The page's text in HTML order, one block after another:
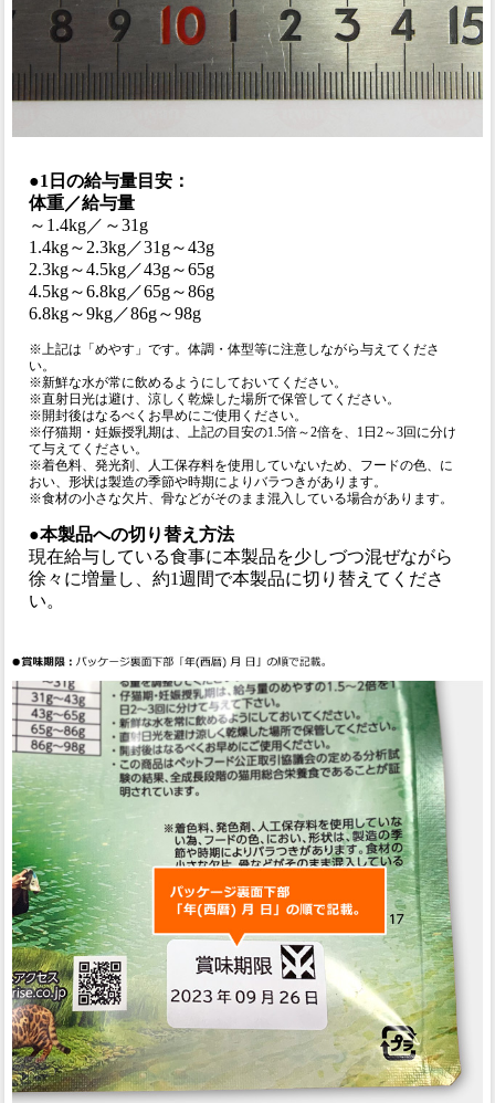
●1日の給与量目安：
体重／給与量
～1.4kg／～31g
1.4kg～2.3kg／31g～43g
2.3kg～4.5kg／43g～65g
4.5kg～6.8kg／65g～86g
6.8kg～9kg／86g～98g
※上記は「めやす」です。体調・体型等に注意しながら与えてくださ
い。
※新鮮な水が常に飲めるようにしておいてください。
※直射日光は避け、涼しく乾燥した場所で保管してください。
※開封後はなるべくお早めにご使用ください。
※仔猫期・妊娠授乳期は、上記の目安の1.5倍～2倍を、1日2～3回に分け
て与えてください。
※着色料、発光剤、人工保存料を使用していないため、フードの色、に
おい、形状は製造の季節や時期によりバラつきがあります。
※食材の小さな欠片、骨などがそのまま混入している場合があります。
●本製品への切り替え方法
現在給与している食事に本製品を少しづつ混ぜながら
徐々に増量し、約1週間で本製品に切り替えてくださ
い。